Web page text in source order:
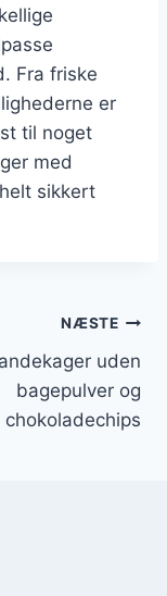
Fra friske
er
til noget
med
sikkert
NÆSTE
uden
bagepulver og
chokoladechips